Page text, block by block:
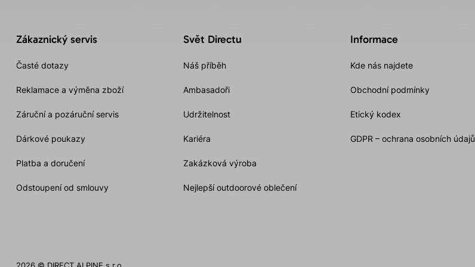
Zákaznický servis
Časté dotazy
Reklamace a výměna zboží
Záruční a pozáruční servis
Dárkové poukazy
Platba a doručení
Odstoupení od smlouvy
Svět Directu
Náš příběh
Ambasadoři
Udržitelnost
Kariéra
Zakázková výroba
Nejlepší outdoorové oblečení
Informace
Kde nás najdete
Obchodní podmínky
Etický kodex
GDPR – ochrana osobních údajů